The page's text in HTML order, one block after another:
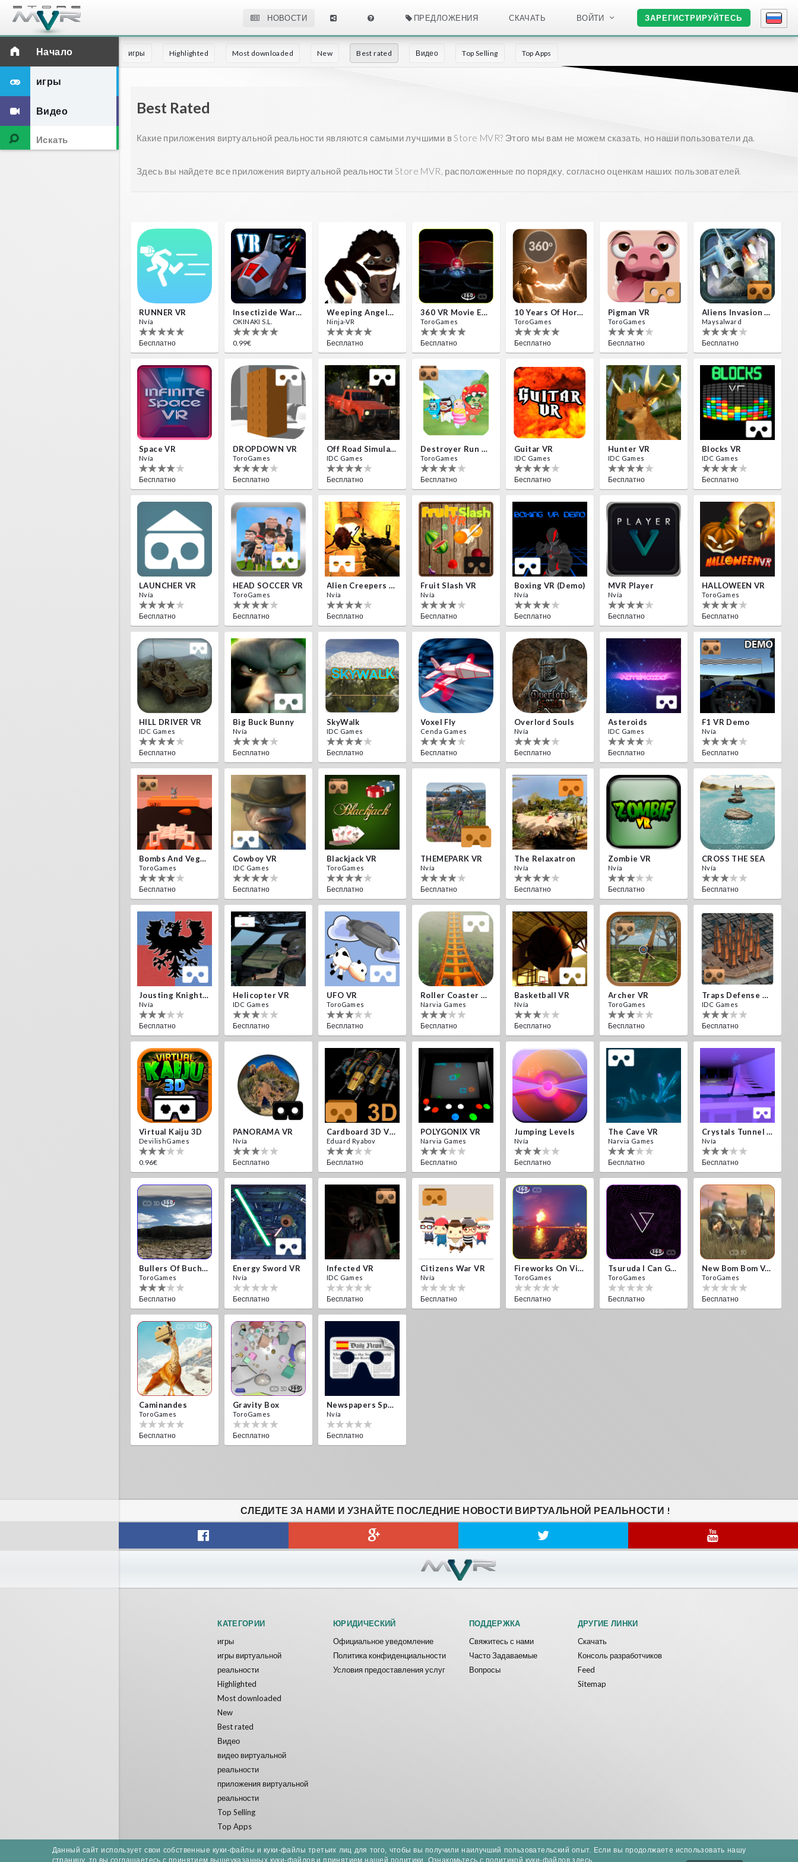
НОВОСТИ ПРЕДЛОЖЕНИЯ СКАЧАТЬ ВОЙТИ ЗАРЕГИСТРИРУЙТЕСЬ
Начало
игры
Видео
игры Highlighted Most downloaded New Best rated Видео Top Selling Top Apps
Best Rated
Какие приложения виртуальной реальности являются самыми лучшими в Store MVR? Этого мы вам не можем сказать, но наши пользователи да.
Здесь вы найдете все приложения виртуальной реальности Store MVR, расположенные по порядку, согласно оценкам наших пользователей.
RUNNER VR
Nvía
Бесплатно
Insectizide Wars VR
OKINAKI S.L.
0.99€
Weeping Angels VR
Ninja-VR
Бесплатно
360 VR Movie Experience
ToroGames
Бесплатно
10 Years Of Horror Nights
ToroGames
Бесплатно
Pigman VR
ToroGames
Бесплатно
Aliens Invasion VR
Maysalward
Бесплатно
Space VR
Nvía
Бесплатно
DROPDOWN VR
ToroGames
Бесплатно
Off Road Simulator VR
IDC Games
Бесплатно
Destroyer Run VR
ToroGames
Бесплатно
Guitar VR
IDC Games
Бесплатно
Hunter VR
IDC Games
Бесплатно
Blocks VR
IDC Games
Бесплатно
LAUNCHER VR
Nvía
Бесплатно
HEAD SOCCER VR
ToroGames
Бесплатно
Alien Creepers VR
Nvía
Бесплатно
Fruit Slash VR
Nvía
Бесплатно
Boxing VR (Demo)
Nvía
Бесплатно
MVR Player
Nvía
Бесплатно
HALLOWEEN VR
ToroGames
Бесплатно
HILL DRIVER VR
IDC Games
Бесплатно
Big Buck Bunny
Nvía
Бесплатно
SkyWalk
IDC Games
Бесплатно
Voxel Fly
Cenda Games
Бесплатно
Overlord Souls
Nvía
Бесплатно
Asteroids
IDC Games
Бесплатно
F1 VR Demo
Nvía
Бесплатно
Bombs And Veggies
ToroGames
Бесплатно
Cowboy VR
IDC Games
Бесплатно
Blackjack VR
ToroGames
Бесплатно
THEMEPARK VR
Nvía
Бесплатно
The Relaxatron
Nvía
Бесплатно
Zombie VR
Nvía
Бесплатно
CROSS THE SEA
Nvía
Бесплатно
Jousting Knights VR
Nvía
Бесплатно
Helicopter VR
IDC Games
Бесплатно
UFO VR
ToroGames
Бесплатно
Roller Coaster VR
Narvia Games
Бесплатно
Basketball VR
Nvía
Бесплатно
Archer VR
ToroGames
Бесплатно
Traps Defense VR
IDC Games
Бесплатно
Virtual Kaiju 3D
DevilishGames
0.96€
PANORAMA VR
Nvía
Бесплатно
Cardboard 3D VR Space FPS Game
Eduard Ryabov
Бесплатно
POLYGONIX VR
Narvia Games
Бесплатно
Jumping Levels
Nvía
Бесплатно
The Cave VR
Narvia Games
Бесплатно
Crystals Tunnel VR
Nvía
Бесплатно
Bullers Of Buchan Aberdeen
ToroGames
Бесплатно
Energy Sword VR
Nvía
Бесплатно
Infected VR
IDC Games
Бесплатно
Citizens War VR
Nvía
Бесплатно
Fireworks On Victory Day
ToroGames
Бесплатно
Tsuruda I Can Get Really Crazy
ToroGames
Бесплатно
New Bom Bom Vr SBS 2020
ToroGames
Бесплатно
Caminandes
ToroGames
Бесплатно
Gravity Box
ToroGames
Бесплатно
Newspapers Spain VR
Nvía
Бесплатно
СЛЕДИТЕ ЗА НАМИ И УЗНАЙТЕ ПОСЛЕДНИЕ НОВОСТИ ВИРТУАЛЬНОЙ РЕАЛЬНОСТИ !
КАТЕГОРИИ
игры
игры виртуальной
реальности
Highlighted
Most downloaded
New
Best rated
Видео
видео виртуальной
реальности
приложения виртуальной
реальности
Top Selling
Top Apps
ЮРИДИЧЕСКИЙ
Официальное уведомление
Политика конфиденциальности
Условия предоставления услуг
ПОДДЕРЖКА
Свяжитесь с нами
Часто Задаваемые
Вопросы
ДРУГИЕ ЛИНКИ
Скачать
Консоль разработчиков
Feed
Sitemap
Данный сайт использует свои собственные куки-файлы и куки-файлы третьих лиц для того, чтобы вы получили наилучший пользовательский опыт. Если вы продолжаете использовать нашу
страницу, то вы соглашаетесь с принятием вышеуказанных куки-файлов и принятием нашей политики. Ознакомьтесь с политикой куки-файлов здесь.